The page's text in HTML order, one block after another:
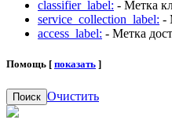
classifier_label: - Метка
service_collection_label: -
access_label: - Метка
Помощь [ показать ]
Поиск Очистить